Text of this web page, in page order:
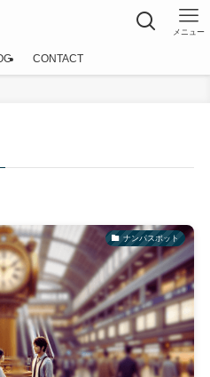
メニュー
CONTACT
ナンパスポット